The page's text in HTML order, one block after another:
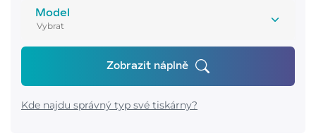
Model
Zobrazit náplně
Kde najdu správný typ své tiskárny?